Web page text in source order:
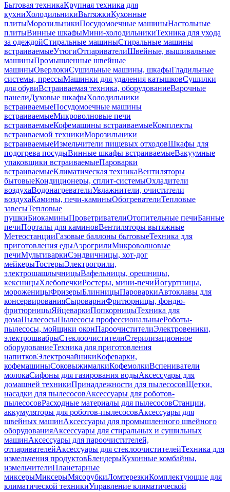
Бытовая техникаКрупная техника для
кухниХолодильникиВытяжкиКухонные
плитыМорозильникиПосудомоечные машиныНастольные
плитыВинные шкафыМини-холодильникиТехника для ухода
за одеждойСтиральные машиныСтиральные машины
встраиваемыеУтюгиОтпаривателиШвейные, вышивальные
машиныПромышленные швейные
машиныОверлокиСушильные машины, шкафыГладильные
системы, прессыМашинки для удаления катышковСушилки
для обувиВстраиваемая техника, оборудованиеВарочные
панелиДуховые шкафыХолодильники
встраиваемыеПосудомоечные машины
встраиваемыеМикроволновые печи
встраиваемыеКофемашины встраиваемыеКомплекты
встраиваемой техникиМорозильники
встраиваемыеИзмельчители пищевых отходовШкафы для
подогрева посудыВинные шкафы встраиваемыеВакуумные
упаковщики встраиваемыеПароварки
встраиваемыеКлиматическая техникаВентиляторы
бытовыеКондиционеры, сплит-системыОхладители
воздухаВодонагревателиУвлажнители, очистители
воздухаКамины, печи-каминыОбогревателиТепловые
завесыТепловые
пушкиБиокаминыПроветривателиОтопительные печиБанные
печиПорталы для каминовВентиляторы вытяжные
МетеостанцииГазовые баллоны бытовыеТехника для
приготовления едыАэрогрилиМикроволновые
печиМультиваркиСэндвичницы, хот-дог
мейкерыТостерыЭлектрогрили,
электрошашлычницыВафельницы, орешницы,
кексницыХлебопечкиРостеры, мини-печиЙогуртницы,
мороженицыФризерыБлинницыПароваркиАвтоклавы для
консервированияСыроварниФритюрницы, фондю-
фритюрницыЯйцеваркиПопкорницыТехника для
домаПылесосыПылесосы профессиональныеРоботы-
пылесосы, мойщики оконПароочистителиЭлектровеники,
электрошвабрыСтеклоочистителиСтерилизационное
оборудованиеТехника для приготовления
напитковЭлектрочайникиКофеварки,
кофемашиныСоковыжималкиКофемолкиВспениватели
молокаСифоны для газирования водыАксессуары для
домашней техникиПринадлежности для пылесосовЩетки,
насадки для пылесосовАксессуары для роботов-
пылесосовРасходные материалы для пылесосовСтанции,
аккумуляторы для роботов-пылесосовАксессуары для
швейных машинАксессуары для промышленного швейного
оборудованияАксессуары для стиральных и сушильных
машинАксессуары для пароочистителей,
отпаривателейАксессуары для стеклоочистителейТехника для
измельчения продуктовБлендерыКухонные комбайны,
измельчителиПланетарные
миксерыМиксерыМясорубкиЛомтерезкиКомплектующие для
климатической техникиУправление климатической